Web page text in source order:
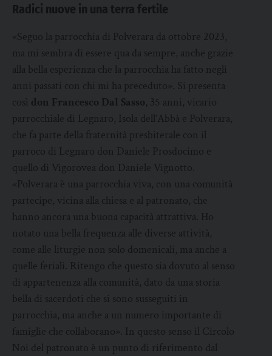
Radici nuove in una terra fertile
«Seguo la parrocchia di Polverara da ottobre 2023,
ma mi sembra di essere qua da sempre, anche grazie
alla bella esperienza che la parrocchia ha fatto negli
anni passati con chi mi ha preceduto». Si presenta
così don Francesco Dal Sasso, 35 anni, vicario
parrocchiale di Legnaro, Isola dell’Abbà e Polverara,
che fa parte della fraternità presbiterale con il
parroco di Legnaro don Daniele Prosdocimo e
quello di Vigorovea don Daniele Vignotto.
«Polverara è una parrocchia viva, con una comunità
partecipe, vicina alla chiesa e al patronato, che
hanno ancora una buona capacità attrattiva. Ho
notato una bella frequenza alle diverse attività,
come alle liturgie non solo domenicali, ma anche a
quelle feriali. Ritengo che questo sia dovuto al senso
di appartenenza alla comunità, dato da una storia
bella di sacerdoti che si sono susseguiti in
parrocchia, ma anche a un numero importante di
famiglie che collaborano». In questo senso il Circolo
Noi del patronato è un punto di riferimento dal